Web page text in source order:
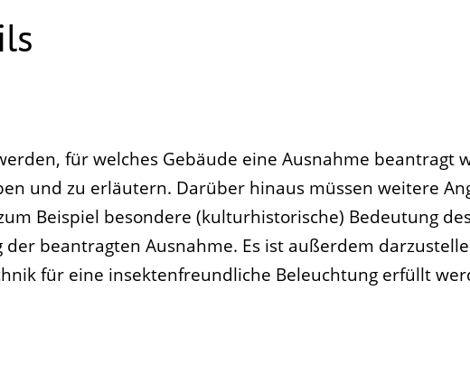
für welches Gebäude eine Ausnahme beantragt
und zu erläutern. Darüber hinaus müssen weitere
Beispiel besondere (kulturhistorische) Bedeutung
der beantragten Ausnahme. Es ist außerdem
für eine insektenfreundliche Beleuchtung erfüllt